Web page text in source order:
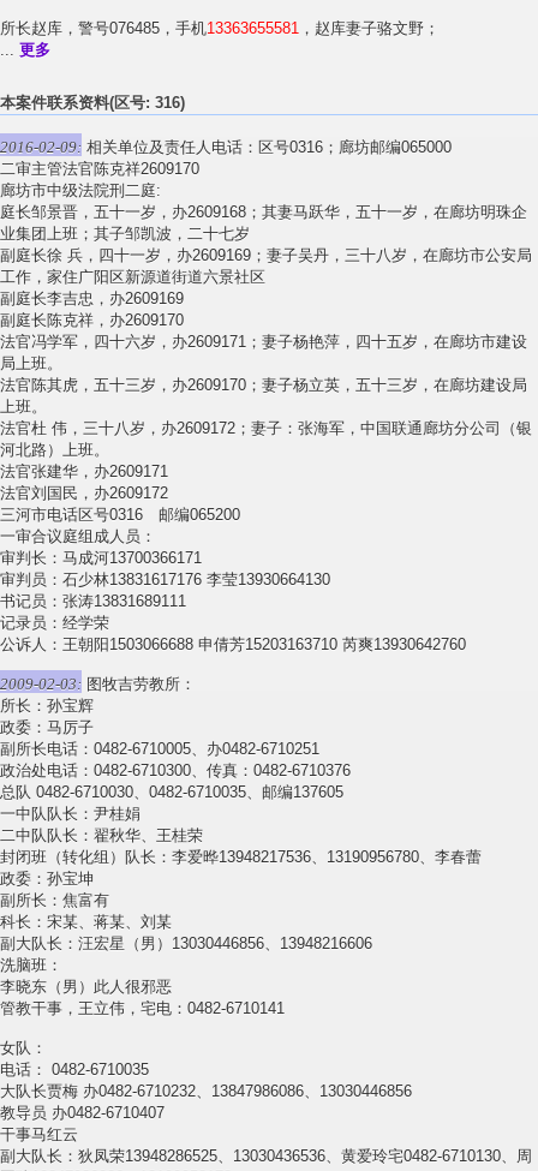
所长赵库，警号076485，手机13363655581 ，赵库妻子骆文野；
... 更多
本案件联系资料(区号: 316)
2016-02-09: 相关单位及责任人电话：区号0316；廊坊邮编065000
二审主管法官陈克祥2609170
廊坊市中级法院刑二庭:
庭长邹景晋，五十一岁，办2609168；其妻马跃华，五十一岁，在廊坊明珠企
业集团上班；其子邹凯波，二十七岁
副庭长徐 兵，四十一岁，办2609169；妻子吴丹，三十八岁，在廊坊市公安局
工作，家住广阳区新源道街道六景社区
副庭长李吉忠，办2609169
副庭长陈克祥，办2609170
法官冯学军，四十六岁，办2609171；妻子杨艳萍，四十五岁，在廊坊市建设
局上班。
法官陈其虎，五十三岁，办2609170；妻子杨立英，五十三岁，在廊坊建设局
上班。
法官杜 伟，三十八岁，办2609172；妻子：张海军，中国联通廊坊分公司（银
河北路）上班。
法官张建华，办2609171
法官刘国民，办2609172
三河市电话区号0316 邮编065200
一审合议庭组成人员：
审判长：马成河13700366171
审判员：石少林13831617176 李莹13930664130
书记员：张涛13831689111
记录员：经学荣
公诉人：王朝阳1503066688 申倩芳15203163710 芮爽13930642760
2009-02-03: 图牧吉劳教所：
所长：孙宝辉
政委：马厉子
副所长电话：0482-6710005、办0482-6710251
政治处电话：0482-6710300、传真：0482-6710376
总队 0482-6710030、0482-6710035、邮编137605
一中队队长：尹桂娟
二中队队长：翟秋华、王桂荣
封闭班（转化组）队长：李爱晔13948217536、13190956780、李春蕾
政委：孙宝坤
副所长：焦富有
科长：宋某、蒋某、刘某
副大队长：汪宏星（男）13030446856、13948216606
洗脑班：
李晓东（男）此人很邪恶
管教干事，王立伟，宅电：0482-6710141
女队：
电话： 0482-6710035
大队长贾梅 办0482-6710232、13847986086、13030446856
教导员 办0482-6710407
干事马红云
副大队长：狄凤荣13948286525、13030436536、黄爱玲宅0482-6710130、周